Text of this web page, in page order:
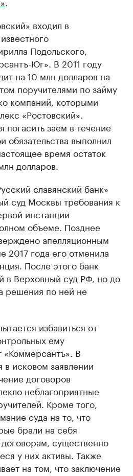
входил в
Подольского,
Юг». В 2011 году
на 10 млн долларов на
поручителями по займу
компаний, которыми
«Ростовский».
погасить заем в течение
обязательства выполнил
время остаток
долларов.
славянский банк»
суд Москвы требования к
инстанции
объеме. Позднее
апелляционным
2017 года его отменила
После этого банк
в Верховный суд РФ, но до
решения по ней не
избавиться от
ему
В
в исковом заявлении
договоров
неблагоприятные
Кроме того,
суда на то, что
брали на себя
существенно
у них активы. Также
на том, что заключение